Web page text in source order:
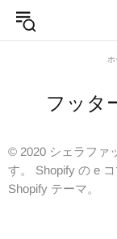
ホ
フッタ
© 2020 シェラファ
す。 Shopify の e
Shopify テーマ。